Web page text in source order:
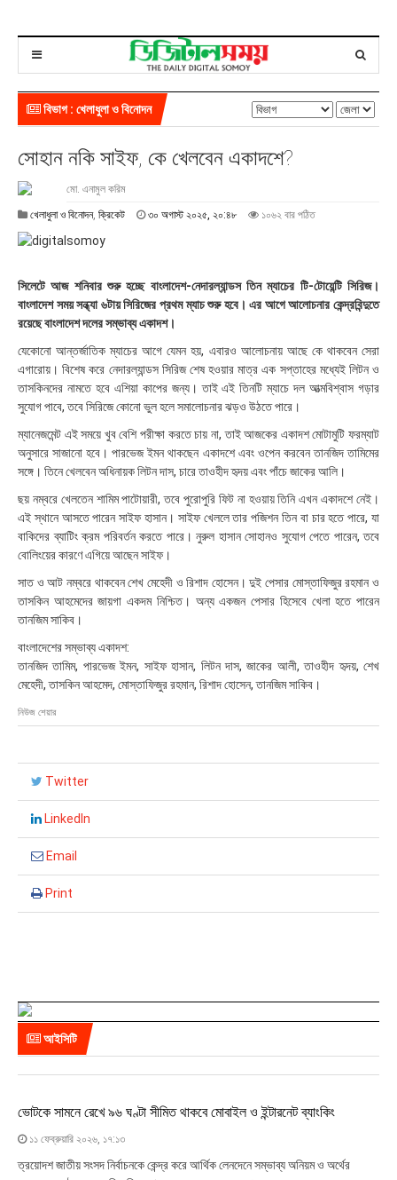
বিভাগ : খেলাধুলা ও বিনোদন
সোহান নকি সাইফ, কে খেলবেন একাদশে?
মো. এনামুল করিম
খেলাধুলা ও বিনোদন, ক্রিকেট ৩০ অগাস্ট ২০২৫, ২০:৪৮
২
০
২
০
:
৮
১০৬২ বার পঠিত
সিলেটে আজ শনিবার শুরু হচ্ছে বাংলাদেশ-নেদারল্যান্ডস তিন ম্যাচের টি-টোয়েন্টি সিরিজ।
বাংলাদেশ সময় সন্ধ্যা ৬টায় সিরিজের প্রথম ম্যাচ শুরু হবে। এর আগে আলোচনার কেন্দ্রবিন্দুতে
রয়েছে বাংলাদেশ দলের সম্ভাব্য একাদশ।
যেকোনো আন্তর্জাতিক ম্যাচের আগে যেমন হয়, এবারও আলোচনায় আছে কে থাকবেন সেরা
এগারোয়। বিশেষ করে নেদারল্যান্ডস সিরিজ শেষ হওয়ার মাত্র এক সপ্তাহের মধ্যেই লিটন ও
তাসকিনদের নামতে হবে এশিয়া কাপের জন্য। তাই এই তিনটি ম্যাচে দল আত্মবিশ্বাস গড়ার
সুযোগ পাবে, তবে সিরিজে কোনো ভুল হলে সমালোচনার ঝড়ও উঠতে পারে।
ম্যানেজমেন্ট এই সময়ে খুব বেশি পরীক্ষা করতে চায় না, তাই আজকের একাদশ মোটামুটি ফরম্যাট
অনুসারে সাজানো হবে। পারভেজ ইমন থাকছেন একাদশে এবং ওপেন করবেন তানজিদ তামিমের
সঙ্গে। তিনে খেলবেন অধিনায়ক লিটন দাস, চারে তাওহীদ হৃদয় এবং পাঁচে জাকের আলি।
ছয় নম্বরে খেলতেন শামিম পাটোয়ারী, তবে পুরোপুরি ফিট না হওয়ায় তিনি এখন একাদশে নেই।
এই স্থানে আসতে পারেন সাইফ হাসান। সাইফ খেললে তার পজিশন তিন বা চার হতে পারে, যা
বাকিদের ব্যাটিং ক্রম পরিবর্তন করতে পারে। নুরুল হাসান সোহানও সুযোগ পেতে পারেন, তবে
বোলিংয়ের কারণে এগিয়ে আছেন সাইফ।
সাত ও আট নম্বরে থাকবেন শেখ মেহেদী ও রিশাদ হোসেন। দুই পেসার মোস্তাফিজুর রহমান ও
তাসকিন আহমেদের জায়গা একদম নিশ্চিত। অন্য একজন পেসার হিসেবে খেলা হতে পারেন
তানজিম সাকিব।
বাংলাদেশের সম্ভাব্য একাদশ:
তানজিদ তামিম, পারভেজ ইমন, সাইফ হাসান, লিটন দাস, জাকের আলী, তাওহীদ হৃদয়, শেখ
মেহেদী, তাসকিন আহমেদ, মোস্তাফিজুর রহমান, রিশাদ হোসেন, তানজিম সাকিব।
নিউজ শেয়ার
Twitter
LinkedIn
Email
Print
আইসিটি
ভোটকে সামনে রেখে ৯৬ ঘণ্টা সীমিত থাকবে মোবাইল ও ইন্টারনেট ব্যাংকিং
১১ ফেব্রুয়ারি ২০২৬, ১৭:১৩
ত্রয়োদশ জাতীয় সংসদ নির্বাচনকে কেন্দ্র করে আর্থিক লেনদেনে সম্ভাব্য অনিয়ম ও অর্থের